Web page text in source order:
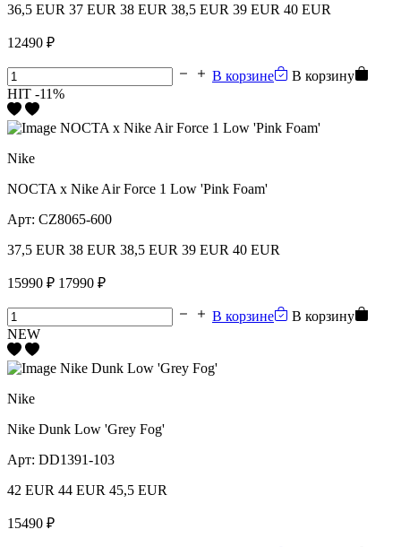
36,5 EUR 37 EUR 38 EUR 38,5 EUR 39 EUR 40 EUR
12490 ₽
В корзине
В корзину
HIT -11%
Nike
NOCTA x Nike Air Force 1 Low 'Pink Foam'
Арт: CZ8065-600
37,5 EUR 38 EUR 38,5 EUR 39 EUR 40 EUR
15990 ₽ 17990 ₽
В корзине
В корзину
NEW
Nike
Nike Dunk Low 'Grey Fog'
Арт: DD1391-103
42 EUR 44 EUR 45,5 EUR
15490 ₽